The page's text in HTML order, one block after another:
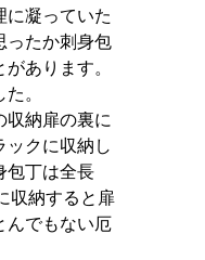
に凝っていた
ったか刺身包
あります。
。
収納扉の裏に
ックに収納し
包丁は全長
収納すると扉
んでもない厄